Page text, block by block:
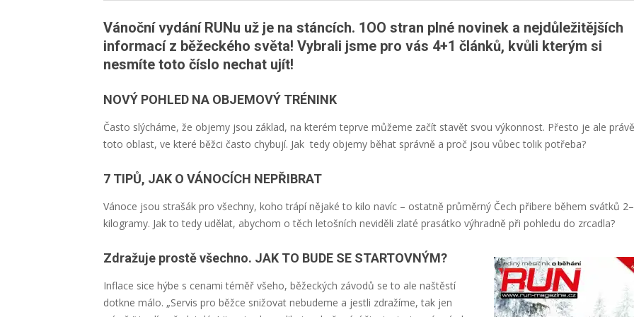
Vánoční vydání RUNu už je na stáncích. 1OO stran plné novinek a nejdůležitějších
informací z běžeckého světa! Vybrali jsme pro vás 4+1 článků, kvůli kterým si
nesmíte toto číslo nechat ujít!
NOVÝ POHLED NA OBJEMOVÝ TRÉNINK
Často slýcháme, že objemy jsou základ, na kterém teprve můžeme začít stavět svou výkonnost. Přesto je ale právě
toto oblast, ve které běžci často chybují. Jak tedy objemy běhat správně a proč jsou vůbec tolik potřeba?
7 TIPŮ, JAK O VÁNOCÍCH NEPŘIBRAT
Vánoce jsou strašák pro všechny, koho trápí nějaké to kilo navíc – ostatně průměrný Čech přibere během svátků
kilogramy. Jak to tedy udělat, abychom o těch letošních neviděli zlaté prasátko výhradně při pohledu do zrcadla?
Zdražuje prostě všechno. JAK TO BUDE SE STARTOVNÝM?
Inflace sice hýbe s cenami téměř všeho, běžeckých závodů se to ale naštěstí
dotkne málo. „Servis pro běžce snižovat nebudeme a jestli zdražíme, tak jen